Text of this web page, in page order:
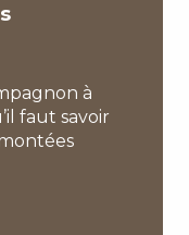
à
faut savoir